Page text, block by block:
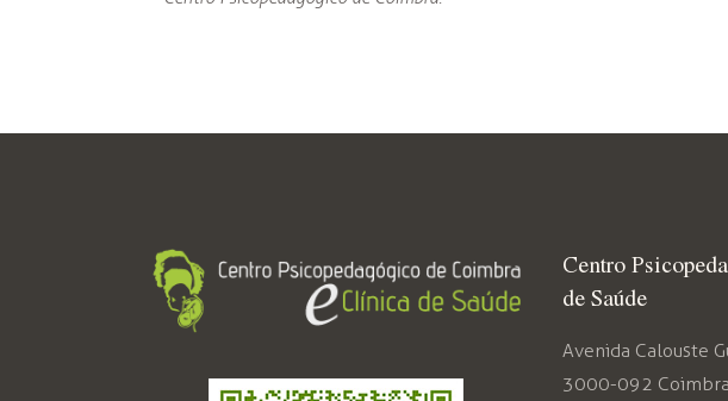
Centro
de Saúde
Avenida Calouste
3000-092 Coimbra